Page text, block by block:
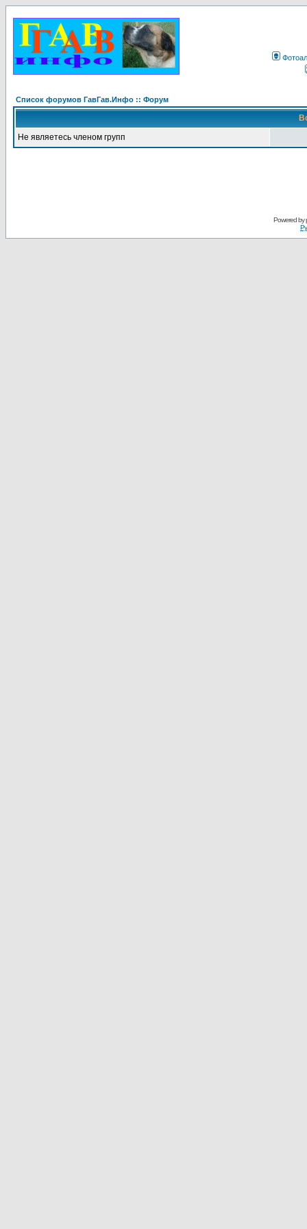
Список форумов ГавГав.Инфо :: Форум
Не являетесь членом групп
Powered by